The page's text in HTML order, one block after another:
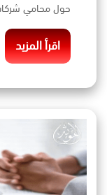
حول محامي
اقرأ المزيد